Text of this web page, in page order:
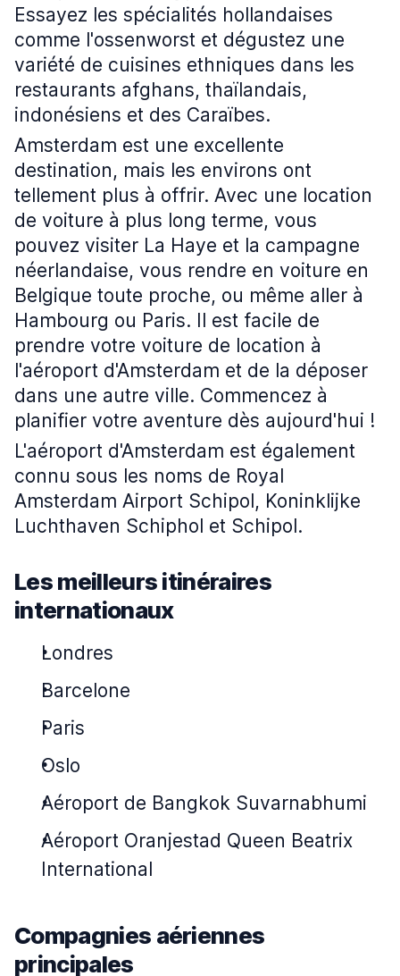
Essayez les spécialités hollandaises
comme l'ossenworst et dégustez une
variété de cuisines ethniques dans les
restaurants afghans, thaïlandais,
indonésiens et des Caraïbes.
Amsterdam est une excellente
destination, mais les environs ont
tellement plus à offrir. Avec une location
de voiture à plus long terme, vous
pouvez visiter La Haye et la campagne
néerlandaise, vous rendre en voiture en
Belgique toute proche, ou même aller à
Hambourg ou Paris. Il est facile de
prendre votre voiture de location à
l'aéroport d'Amsterdam et de la déposer
dans une autre ville. Commencez à
planifier votre aventure dès aujourd'hui !
L'aéroport d'Amsterdam est également
connu sous les noms de Royal
Amsterdam Airport Schipol, Koninklijke
Luchthaven Schiphol et Schipol.
Les meilleurs itinéraires
internationaux
Londres
Barcelone
Paris
Oslo
Aéroport de Bangkok Suvarnabhumi
Aéroport Oranjestad Queen Beatrix
International
Compagnies aériennes
principales